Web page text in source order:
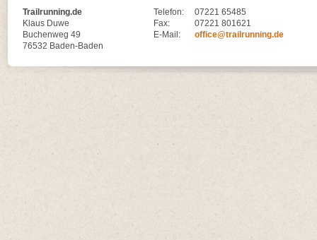
Trailrunning.de
Klaus Duwe
Buchenweg 49
76532 Baden-Baden
Telefon:
07221 65485
Fax:
07221 801621
E-Mail:
office@trailrunning.de